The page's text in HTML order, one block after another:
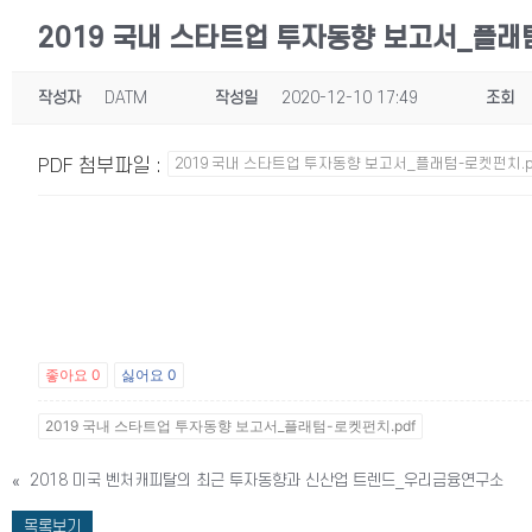
2019 국내 스타트업 투자동향 보고서_플래
작성자 DATM 작성일 2020-12-10 17:49 조회
PDF 첨부파일 : 2019 국내 스타트업 투자동향 보고서_플래텀-로켓펀치
좋아요 0 싫어요 0
2019 국내 스타트업 투자동향 보고서_플래텀-로켓펀치.pdf
« 2018 미국 벤처캐피탈의 최근 투자동향과 신산업 트렌드_우리금융연구소
목록보기